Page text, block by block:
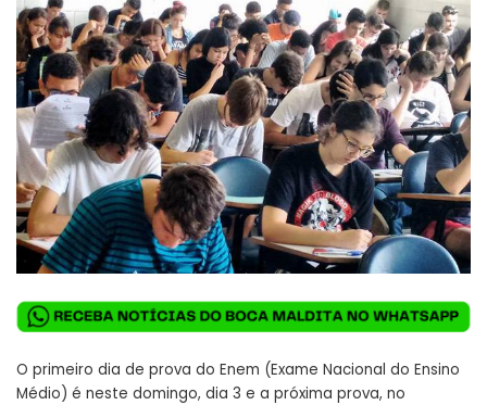
O primeiro dia de prova do Enem (Exame Nacional do Ensino
Médio) é neste domingo, dia 3 e a próxima prova, no